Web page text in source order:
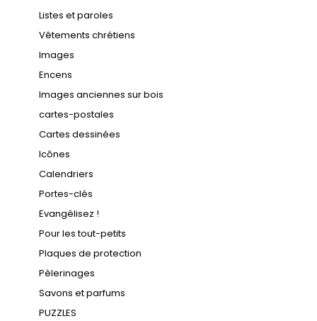
Listes et paroles
Vêtements chrétiens
Images
Encens
Images anciennes sur bois
cartes-postales
Cartes dessinées
Icônes
Calendriers
Portes-clés
Evangélisez !
Pour les tout-petits
Plaques de protection
Pèlerinages
Savons et parfums
PUZZLES